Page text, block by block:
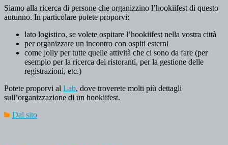
Siamo alla ricerca di persone che organizzino l’hookiifest di questo
autunno. In particolare potete proporvi:
lato logistico, se volete ospitare l’hookiifest nella vostra città
per organizzare un incontro con ospiti esterni
come jolly per tutte quelle attività che ci sono da fare (per
esempio per la ricerca dei ristoranti, per la gestione delle
registrazioni, etc.)
Potete proporvi al Lab, dove troverete molti più dettagli
sull’organizzazione di un hookiifest.
Dal sito